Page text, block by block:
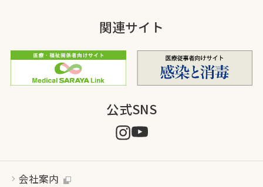
関連サイト
公式SNS
会社案内